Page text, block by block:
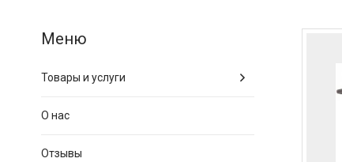
Товары и услуги
О нас
Отзывы